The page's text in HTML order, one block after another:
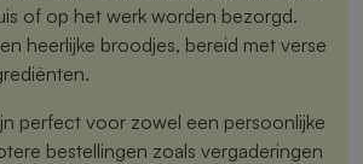
of op het werk worden bezorgd.
heerlijke broodjes, bereid met verse
perfect voor zowel een persoonlijke
bestellingen zoals vergaderingen